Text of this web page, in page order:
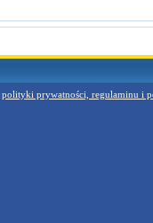
polityki prywatności, regulaminu i